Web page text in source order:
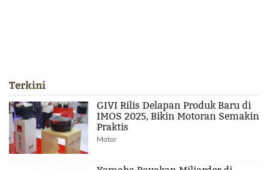
Terkini
GIVI Rilis Delapan Produk Baru di
IMOS 2025, Bikin Motoran Semakin
Praktis
Motor